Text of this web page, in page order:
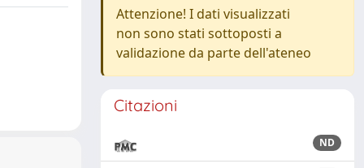
Attenzione! I dati visualizzati
non sono stati sottoposti a
validazione da parte dell'ateneo
Citazioni
ND